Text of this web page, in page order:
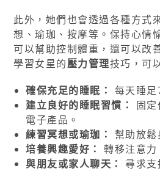
此外，她們也會透過各種方式
想、瑜珈、按摩等。保持心情
可以幫助控制體重，還可以改
學習女星的壓力管理技巧，可
確保充足的睡眠： 每天睡足
建立良好的睡眠習慣：
固
電子產品。
練習冥想或瑜珈：
幫助放鬆
培養興趣愛好： 轉移注意力
與朋友或家人聊天： 尋求支